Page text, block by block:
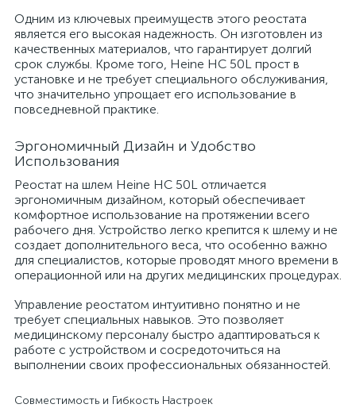
Одним из ключевых преимуществ этого реостата
является его высокая надежность. Он изготовлен из
качественных материалов, что гарантирует долгий
срок службы. Кроме того, Heine HC 50L прост в
установке и не требует специального обслуживания,
что значительно упрощает его использование в
повседневной практике.
Эргономичный Дизайн и Удобство
Использования
Реостат на шлем Heine HC 50L отличается
эргономичным дизайном, который обеспечивает
комфортное использование на протяжении всего
рабочего дня. Устройство легко крепится к шлему и не
создает дополнительного веса, что особенно важно
для специалистов, которые проводят много времени в
операционной или на других медицинских процедурах.
Управление реостатом интуитивно понятно и не
требует специальных навыков. Это позволяет
медицинскому персоналу быстро адаптироваться к
работе с устройством и сосредоточиться на
выполнении своих профессиональных обязанностей.
Совместимость и Гибкость Настроек